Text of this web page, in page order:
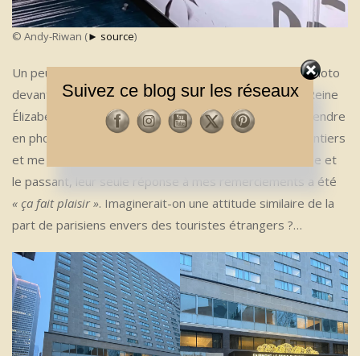
© Andy-Riwan (► source)
Un peu plus tard dans l’après-midi (après avoir fait la photo
devant le mur de Leonard Cohen), je reviens à l’hôtel Reine
Élizabeth où je demande à un autre employé de me prendre
en photo devant le bâtiment. Il s’est exécuté bien volontiers
et me l’a envoyée par mail ! Et tout comme son collègue et
le passant, leur seule réponse à mes remerciements a été
« ça fait plaisir ». Imaginerait-on une attitude similaire de la
part de parisiens envers des touristes étrangers ?…
Suivez ce blog sur les réseaux